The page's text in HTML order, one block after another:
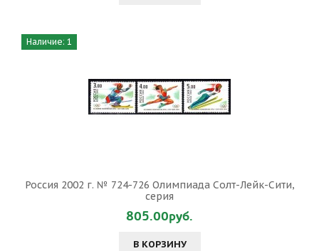
Наличие: 1
Россия 2002 г. № 724-726 Олимпиада Солт-Лейк-Сити,
серия
805.00руб.
В КОРЗИНУ